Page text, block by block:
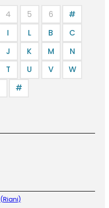
4 5 6
#
I L B
C
J K M
N
T U V
W
#
(Riani)